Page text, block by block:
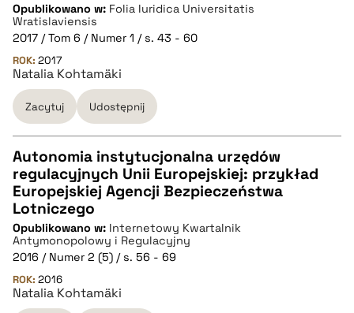
pobierz cytat
BIBTEX
pobierz cytat
Opublikowano w: Folia Iuridica Universitatis
Wratislaviensis
2017 / Tom 6 / Numer 1 / s. 43 - 60
ROK: 2017
Natalia Kohtamäki
Zacytuj Udostępnij
CZYSTY TEKST
pobierz cytat
BIBTEX
Autonomia instytucjonalna urzędów
regulacyjnych Unii Europejskiej: przykład
Europejskiej Agencji Bezpieczeństwa
Lotniczego
Opublikowano w: Internetowy Kwartalnik
Antymonopolowy i Regulacyjny
2016 / Numer 2 (5) / s. 56 - 69
ROK: 2016
Natalia Kohtamäki